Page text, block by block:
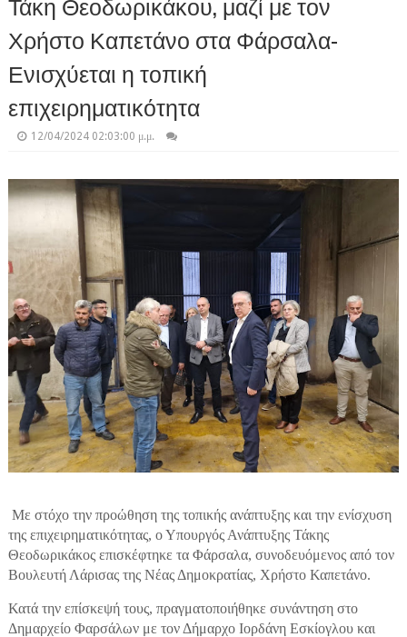
Χρήστο Καπετάνο στα Φάρσαλα-
Ενισχύεται η τοπική
επιχειρηματικότητα
12/04/2024 02:03:00 μ.μ.
Με στόχο την προώθηση της τοπικής ανάπτυξης και την ενίσχυση
της επιχειρηματικότητας, ο Υπουργός Ανάπτυξης Τάκης
Θεοδωρικάκος επισκέφτηκε τα Φάρσαλα, συνοδευόμενος από τον
Βουλευτή Λάρισας της Νέας Δημοκρατίας, Χρήστο Καπετάνο.
Κατά την επίσκεψή τους, πραγματοποιήθηκε συνάντηση στο
Δημαρχείο Φαρσάλων με τον Δήμαρχο Ιορδάνη Εσκίογλου και